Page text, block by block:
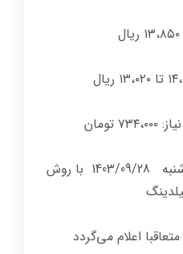
تومان
تاریخ ثبت سفارش: چهارشنبه 1403/09/28 با روش
اعلام می‌گردد